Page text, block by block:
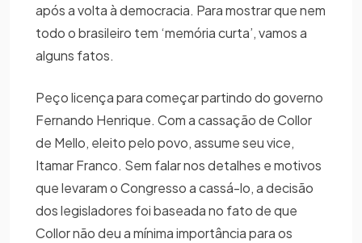
após a volta à democracia. Para mostrar que nem
todo o brasileiro tem ‘memória curta’, vamos a
alguns fatos.
Peço licença para começar partindo do governo
Fernando Henrique. Com a cassação de Collor
de Mello, eleito pelo povo, assume seu vice,
Itamar Franco. Sem falar nos detalhes e motivos
que levaram o Congresso a cassá-lo, a decisão
dos legisladores foi baseada no fato de que
Collor não deu a mínima importância para os